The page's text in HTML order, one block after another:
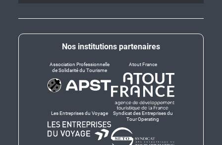
Nos institutions partenaires
Association Professionnelle
de Solidarité du Tourisme
Atout France
Les Entreprises du Voyage
Syndicat des Entreprises du
Tour Operating